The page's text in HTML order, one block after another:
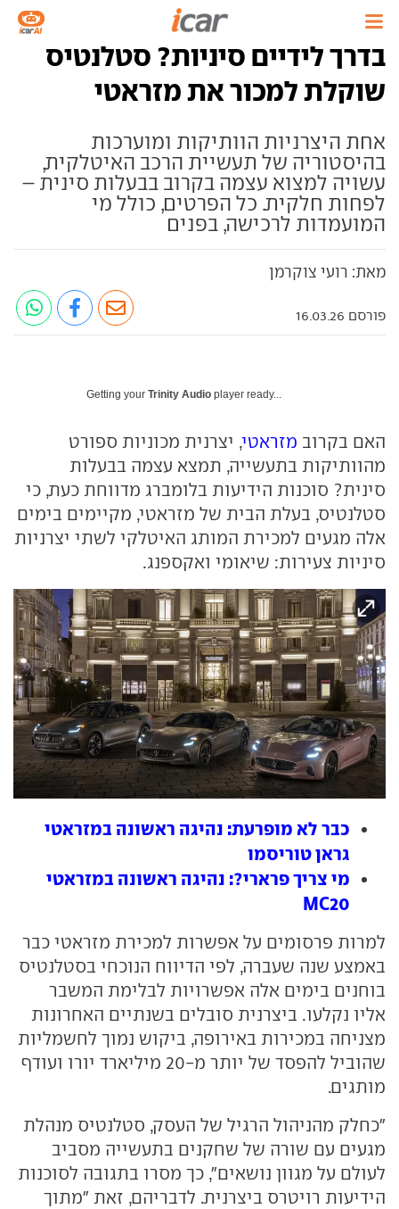
בדרך לידיים סיניות? סטלנטיס
שוקלת למכור את מזראטי
אחת היצרניות הוותיקות ומוערכות
בהיסטוריה של תעשיית הרכב האיטלקית,
עשויה למצוא עצמה בקרוב בבעלות סינית –
לפחות חלקית. כל הפרטים, כולל מי
המועמדות לרכישה, בפנים
מאת: רועי צוקרמן
פורסם 16.03.26
Getting your Trinity Audio player ready...
האם בקרוב מזראטי, יצרנית מכוניות ספורט
מהוותיקות בתעשייה, תמצא עצמה בבעלות
סינית? סוכנות הידיעות בלומברג מדווחת כעת, כי
סטלנטיס, בעלת הבית של מזראטי, מקיימים בימים
אלה מגעים למכירת המותג האיטלקי לשתי יצרניות
סיניות צעירות: שיאומי ואקספנג.
כבר לא מופרעת: נהיגה ראשונה במזראטי
גראן טוריסמו
מי צריך פרארי?: נהיגה ראשונה במזראטי
MC20
למרות פרסומים על אפשרות למכירת מזראטי כבר
באמצע שנה שעברה, לפי הדיווח הנוכחי בסטלנטיס
בוחנים בימים אלה אפשרויות לבלימת המשבר
אליו נקלעו. ביצרנית סובלים בשנתיים האחרונות
מצניחה במכירות באירופה, ביקוש נמוך לחשמליות
שהוביל להפסד של יותר מ-20 מיליארד יורו ועודף
מותגים.
"כחלק מהניהול הרגיל של העסק, סטלנטיס מנהלת
מגעים עם שורה של שחקנים בתעשייה מסביב
לעולם על מגוון נושאים", כך מסרו בתגובה לסוכנות
הידיעות רויטרס ביצרנית. לדבריהם, זאת "מתוך